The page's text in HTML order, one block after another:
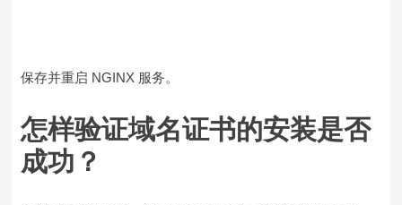
保存并重启 NGINX 服务。
怎样验证域名证书的安装是否
成功？